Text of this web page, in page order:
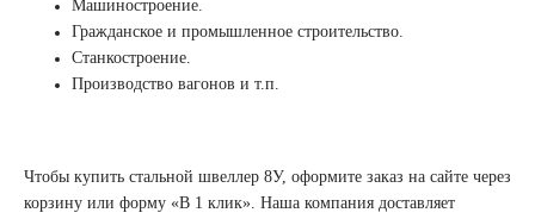
Машиностроение.
Гражданское и промышленное строительство.
Станкостроение.
Производство вагонов и т.п.
Чтобы купить стальной швеллер 8У, оформите заказ на сайте через
корзину или форму «В 1 клик». Наша компания доставляет